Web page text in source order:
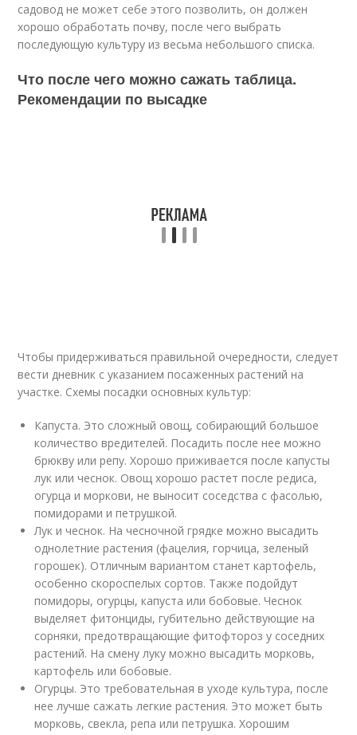
садовод не может себе этого позволить, он должен
хорошо обработать почву, после чего выбрать
последующую культуру из весьма небольшого списка.
Что после чего можно сажать таблица.
Рекомендации по высадке
Чтобы придерживаться правильной очередности, следует
вести дневник с указанием посаженных растений на
участке. Схемы посадки основных культур:
Капуста. Это сложный овощ, собирающий большое
количество вредителей. Посадить после нее можно
брюкву или репу. Хорошо приживается после капусты
лук или чеснок. Овощ хорошо растет после редиса,
огурца и моркови, не выносит соседства с фасолью,
помидорами и петрушкой.
Лук и чеснок. На чесночной грядке можно высадить
однолетние растения (фацелия, горчица, зеленый
горошек). Отличным вариантом станет картофель,
особенно скороспелых сортов. Также подойдут
помидоры, огурцы, капуста или бобовые. Чеснок
выделяет фитонциды, губительно действующие на
сорняки, предотвращающие фитофтороз у соседних
растений. На смену луку можно высадить морковь,
картофель или бобовые.
Огурцы. Это требовательная в уходе культура, после
нее лучше сажать легкие растения. Это может быть
морковь, свекла, репа или петрушка. Хорошим